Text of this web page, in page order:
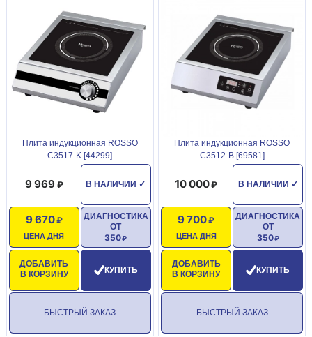
Плита индукционная ROSSO
C3517-K [44299]
В НАЛИЧИИ ✓
9 969
ЦЕНА ДНЯ
9 670
ДОБАВИТЬ
В КОРЗИНУ
ДИАГНОСТИКА
ОТ
350
КУПИТЬ
БЫСТРЫЙ ЗАКАЗ
Плита индукционная ROSSO
C3512-B [69581]
В НАЛИЧИИ ✓
10 000
ЦЕНА ДНЯ
9 700
ДОБАВИТЬ
В КОРЗИНУ
ДИАГНОСТИКА
ОТ
350
КУПИТЬ
БЫСТРЫЙ ЗАКАЗ